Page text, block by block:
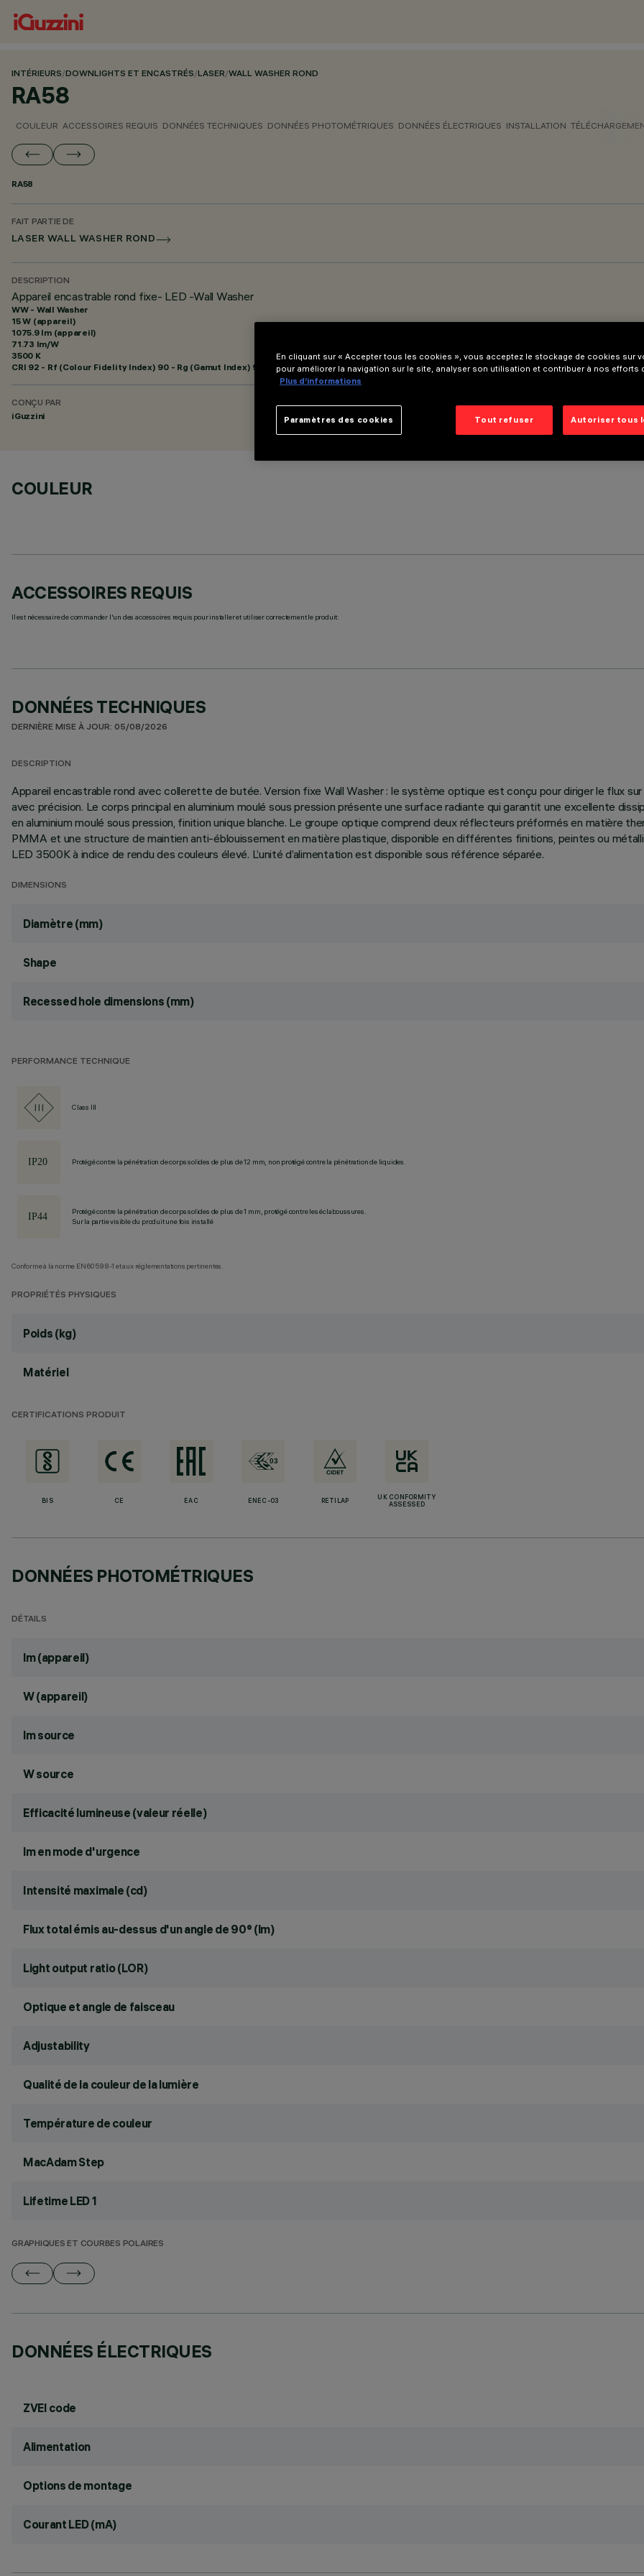
INTÉRIEURS/DOWNLIGHTS ET ENCASTRÉS/LASER/WALL WASHER ROND
RA58
COULEUR ACCESSOIRES REQUIS DONNÉES TECHNIQUES DONNÉES PHOTOMÉTRIQUES DONNÉES ÉLECTRIQUES INSTALLATION
RA58
FAIT PARTIE DE
LASER WALL WASHER ROND
DESCRIPTION
Appareil encastrable rond fixe- LED -Wall Washer
WW - Wall Washer
15 W (appareil)
1075.9 lm (appareil)
71.73 lm/W
3500 K
CRI 92 - Rf (Colour Fidelity Index) 90 - Rg (Gamut Index) 98
CONÇU PAR
iGuzzini
COULEUR
ACCESSOIRES REQUIS
Il est nécessaire de commander l'un des accessoires requis pour installer et utiliser correctement le produit:
DONNÉES TECHNIQUES
DERNIÈRE MISE À JOUR: 05/08/2026
DESCRIPTION
Appareil encastrable rond avec collerette de butée. Version fixe Wall Washer : le système optique est conçu pour diriger le flux
avec précision. Le corps principal en aluminium moulé sous pression présente une surface radiante qui garantit une excellente
en aluminium moulé sous pression, finition unique blanche. Le groupe optique comprend deux réflecteurs préformés en matière
PMMA et une structure de maintien anti-éblouissement en matière plastique, disponible en différentes finitions, peintes ou
LED 3500K à indice de rendu des couleurs élevé. L’unité d’alimentation est disponible sous référence séparée.
DIMENSIONS
Diamètre (mm)
Shape
Recessed hole dimensions (mm)
PERFORMANCE TECHNIQUE
Class III
Protégé contre la pénétration de corps solides de plus de 12 mm, non protégé contre la pénétration de liquides.
Protégé contre la pénétration de corps solides de plus de 1 mm, protégé contre les éclaboussures.
Sur la partie visible du produit une fois installé
Conforme à la norme EN60598-1 et aux réglementations pertinentes.
PROPRIÉTÉS PHYSIQUES
Poids (kg)
Matériel
CERTIFICATIONS PRODUIT
BIS CE EAC ENEC-03 RETILAP
UK CONFORMITY
ASSESSED
DONNÉES PHOTOMÉTRIQUES
DÉTAILS
lm (appareil)
W (appareil)
lm source
W source
Efficacité lumineuse (valeur réelle)
lm en mode d'urgence
Intensité maximale (cd)
Flux total émis au-dessus d'un angle de 90° (lm)
Light output ratio (LOR)
Optique et angle de faisceau
Adjustability
Qualité de la couleur de la lumière
Température de couleur
MacAdam Step
Lifetime LED 1
GRAPHIQUES ET COURBES POLAIRES
DONNÉES ÉLECTRIQUES
ZVEI code
Alimentation
Options de montage
Courant LED (mA)
En cliquant sur « Accepter tous les cookies », vous acceptez le stockage de cookies sur
pour améliorer la navigation sur le site, analyser son utilisation et contribuer à nos efforts
Plus d’informations
Tout refuser Autoriser tous
Paramètres des cookies